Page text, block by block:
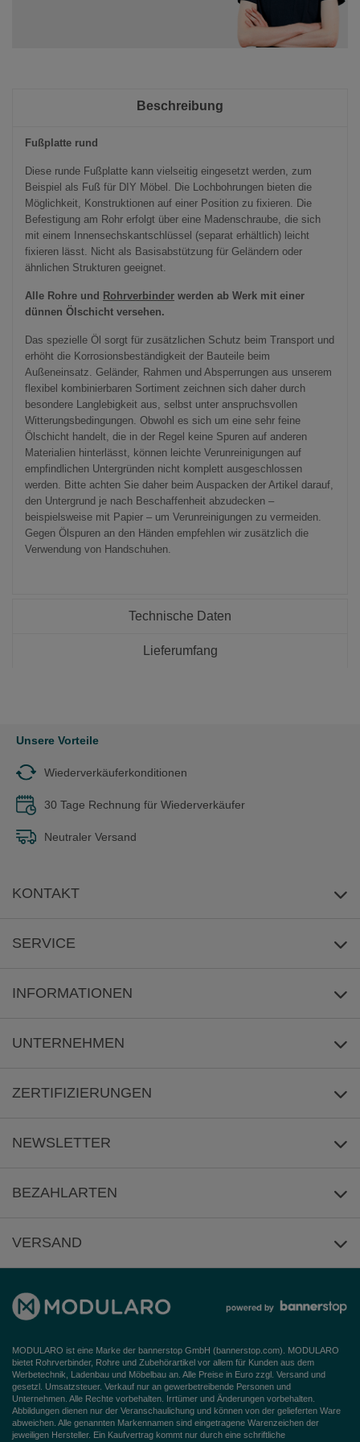
Beschreibung
Fußplatte rund
Diese runde Fußplatte kann vielseitig eingesetzt werden, zum
Beispiel als Fuß für DIY Möbel. Die Lochbohrungen bieten die
Möglichkeit, Konstruktionen auf einer Position zu fixieren. Die
Befestigung am Rohr erfolgt über eine Madenschraube, die sich
mit einem Innensechskantschlüssel (separat erhältlich) leicht
fixieren lässt. Nicht als Basisabstützung für Geländern oder
ähnlichen Strukturen geeignet.
Alle Rohre und Rohrverbinder werden ab Werk mit einer
dünnen Ölschicht versehen.
Das spezielle Öl sorgt für zusätzlichen Schutz beim Transport und
erhöht die Korrosionsbeständigkeit der Bauteile beim
Außeneinsatz. Geländer, Rahmen und Absperrungen aus unserem
flexibel kombinierbaren Sortiment zeichnen sich daher durch
besondere Langlebigkeit aus, selbst unter anspruchsvollen
Witterungsbedingungen. Obwohl es sich um eine sehr feine
Ölschicht handelt, die in der Regel keine Spuren auf anderen
Materialien hinterlässt, können leichte Verunreinigungen auf
empfindlichen Untergründen nicht komplett ausgeschlossen
werden. Bitte achten Sie daher beim Auspacken der Artikel darauf,
den Untergrund je nach Beschaffenheit abzudecken –
beispielsweise mit Papier – um Verunreinigungen zu vermeiden.
Gegen Ölspuren an den Händen empfehlen wir zusätzlich die
Verwendung von Handschuhen.
Technische Daten
Lieferumfang
Unsere Vorteile
Wiederverkäuferkonditionen
30 Tage Rechnung für Wiederverkäufer
Neutraler Versand
KONTAKT
SERVICE
INFORMATIONEN
Häufige Fragen
UNTERNEHMEN
AGB
Barrierefreiheitserklärung
ZERTIFIZIERUNGEN
NEWSLETTER
Anmeldung/Abmeldung
BEZAHLARTEN
VERSAND
MODULARO ist eine Marke der bannerstop GmbH (bannerstop.com). MODULARO
bietet Rohrverbinder, Rohre und Zubehörartikel vor allem für Kunden aus dem
Werbetechnik, Ladenbau und Möbelbau an. Alle Preise in Euro zzgl. Versand und
gesetzl. Umsatzsteuer. Verkauf nur an gewerbetreibende Personen und
Unternehmen. Alle Rechte vorbehalten. Irrtümer und Änderungen vorbehalten.
Abbildungen dienen nur der Veranschaulichung und können von der gelieferten Ware
abweichen. Alle genannten Markennamen sind eingetragene Warenzeichen der
jeweiligen Hersteller. Ein Kaufvertrag kommt nur durch eine schriftliche